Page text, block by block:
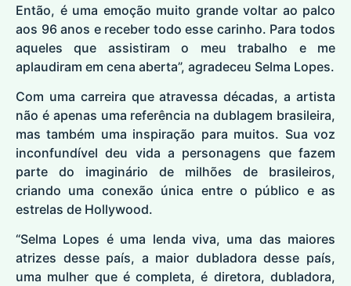
Então, é uma emoção muito grande voltar ao palco
aos 96 anos e receber todo esse carinho. Para todos
aqueles que assistiram o meu trabalho e me
aplaudiram em cena aberta”, agradeceu Selma Lopes.
Com uma carreira que atravessa décadas, a artista
não é apenas uma referência na dublagem brasileira,
mas também uma inspiração para muitos. Sua voz
inconfundível deu vida a personagens que fazem
parte do imaginário de milhões de brasileiros,
criando uma conexão única entre o público e as
estrelas de Hollywood.
“Selma Lopes é uma lenda viva, uma das maiores
atrizes desse país, a maior dubladora desse país,
uma mulher que é completa, é diretora, dubladora,